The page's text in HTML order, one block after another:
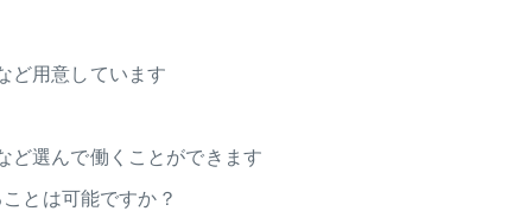
ど用意しています
ど選んで働くことができます
とは可能ですか？